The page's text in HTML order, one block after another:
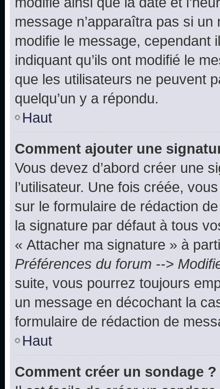
message n’apparaîtra pas si
modifie le message, cependant
indiquant qu’ils ont modifié le
que les utilisateurs ne peuvent
quelqu’un y a répondu.
Haut
Comment ajouter une
Vous devez d’abord créer une
l’utilisateur. Une fois créée,
sur le formulaire de rédaction
la signature par défaut à tous
« Attacher ma signature » à
Préférences du forum -->
suite, vous pourrez toujours
un message en décochant la
formulaire de rédaction de
Haut
Comment créer un sondage ?